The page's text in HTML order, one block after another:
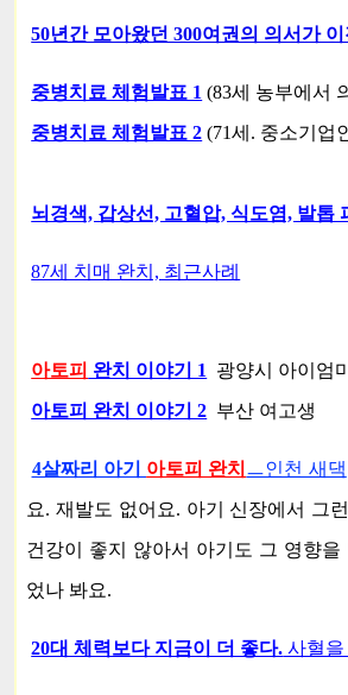
50년간 모아왔던 300여권의 의서가
중병치료 체험발표 1 (83세 농부에서
중병치료 체험발표 2 (71세. 중소기업
뇌경색, 갑상선, 고혈압, 식도염, 발톱
87세 치매 완치, 최근사례
아토피 완치 이야기 1
광양시 아이엄
아토피 완치 이야기 2 부산 여고생
4살짜리 아기 아토피 완치 ㅡ인천 새댁
요. 재발도 없어요. 아기 신장에서 그
건강이 좋지 않아서 아기도 그 영향
었나 봐요.
20대 체력보다 지금이 더 좋다. 사혈